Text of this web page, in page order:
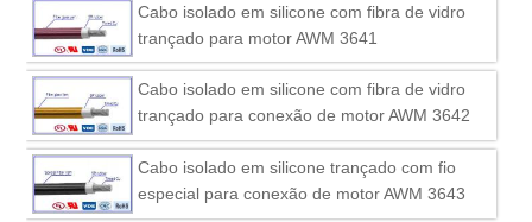
Cabo isolado em silicone com fibra de vidro
trançado para motor AWM 3641
Cabo isolado em silicone com fibra de vidro
trançado para conexão de motor AWM 3642
Cabo isolado em silicone trançado com fio
especial para conexão de motor AWM 3643